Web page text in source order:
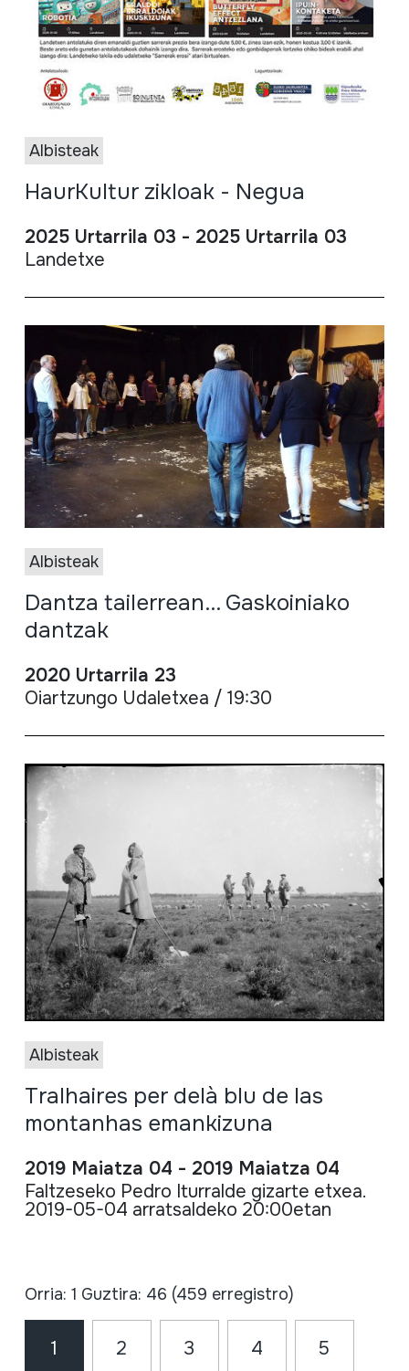
Albisteak
HaurKultur zikloak - Negua
2025 Urtarrila 03 - 2025 Urtarrila 03
Landetxe
Albisteak
Dantza tailerrean... Gaskoiniako
dantzak
2020 Urtarrila 23
Oiartzungo Udaletxea / 19:30
Albisteak
Tralhaires per delà blu de las
montanhas emankizuna
2019 Maiatza 04 - 2019 Maiatza 04
Faltzeseko Pedro Iturralde gizarte etxea.
2019-05-04 arratsaldeko 20:00etan
Orria: 1 Guztira: 46 (459 erregistro)
1 2 3 4 5